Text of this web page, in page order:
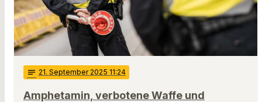
notes 21. September 2025 11:24
Amphetamin, verbotene Waffe und